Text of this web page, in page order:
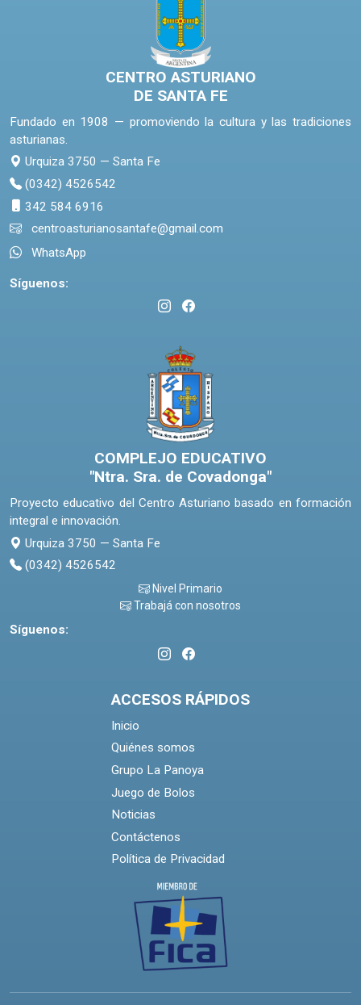
CENTRO ASTURIANO
DE SANTA FE
Fundado en 1908 — promoviendo la cultura y las tradiciones
asturianas.
Urquiza 3750 — Santa Fe
(0342) 4526542
342 584 6916
centroasturianosantafe@gmail.com
WhatsApp
Síguenos:
COMPLEJO EDUCATIVO
"Ntra. Sra. de Covadonga"
Proyecto educativo del Centro Asturiano basado en formación
integral e innovación.
Urquiza 3750 — Santa Fe
(0342) 4526542
Nivel Primario
Trabajá con nosotros
Síguenos:
ACCESOS RÁPIDOS
Inicio
Quiénes somos
Grupo La Panoya
Juego de Bolos
Noticias
Contáctenos
Política de Privacidad